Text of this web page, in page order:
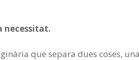
necessitat.
que separa dues coses,